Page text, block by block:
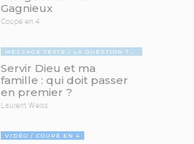
Gagnieux
Coupé en 4
MESSAGE TEXTE LA QUESTION TABOUE
Servir Dieu et ma
famille : qui doit passer
en premier ?
Laurent Weiss
VIDÉO COUPÉ EN 4